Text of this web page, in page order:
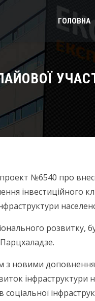
ГОЛОВНА
№6540 про
інвестиційного
розвитку,
з новими
інфраструктури